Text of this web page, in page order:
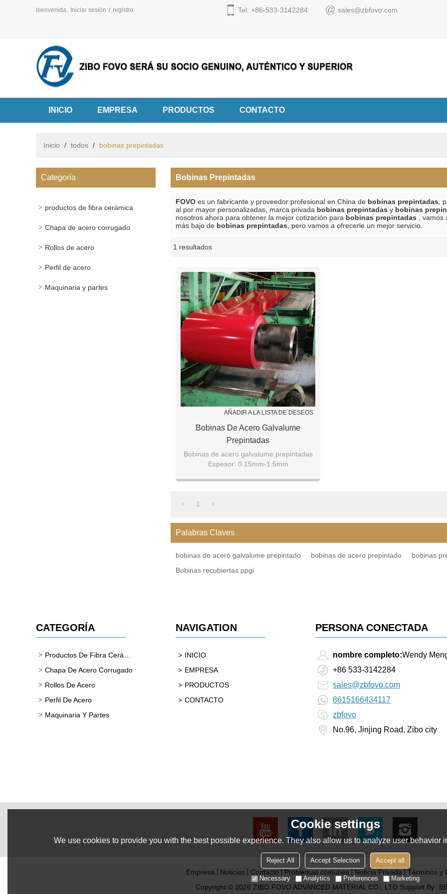
bienvenida, Iniciar sesión / registro Tel: +86-533-3142284 sales@zbfovo.com
INICIO EMPRESA PRODUCTOS CONTACTO
Inicio / todos / bobinas prepintadas
Categoría
productos de fibra cerámica
Chapa de acero corrugado
Rollos de acero
Perfil de acero
Maquinaria y partes
Bobinas Prepintadas
FOVO es un fabricante y proveedor profesional en China de bobinas prepintadas ,
al por mayor personalizadas, marca privada bobinas prepintadas y bobinas
nosotros ahora para obtener la mejor cotización para bobinas prepintadas ,
más bajo de bobinas prepintadas , pero vamos a ofrecerle un mejor servicio.
1 resultados
AÑADIR A LA LISTA DE DESEOS
Bobinas De Acero Galvalume
Prepintadas
Bobinas de acero galvalume prepintadas
Espesor: 0.15mm-1.5mm
1200 mm, etc.
1
Palabras Claves
bobinas de acero galvalume prepintado bobinas de acero prepintado
bobinas
Bobinas recubiertas ppgi
CATEGORÍA
Productos De Fibra Cerámica
Chapa De Acero Corrugado
Rollos De Acero
Perfil De Acero
Maquinaria Y Partes
NAVIGATION
INICIO
EMPRESA
PRODUCTOS
CONTACTO
PERSONA CONECTADA
nombre completo:Wendy
+86 533-3142284
sales@zbfovo.com
8615166434117
zbfovo
No.96, Jinjing Road, Zibo city
Empresa Noticias Contacto Problemas comunes Noticia Privada
Términos y
Copyright © 2026 ZIBO FOVO ADVANCED MATERIAL CO., LTDSupport By
Cookie settings
We use cookies to provide you with the best possible experience. They also allow us to analyze user behavior
Reject All Accept Selection Accept all
Necessary Analytics Preferences Marketing